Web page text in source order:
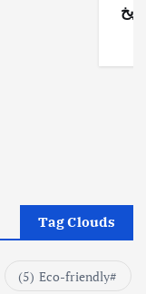
Tag Clouds
Eco-friendly
(5)